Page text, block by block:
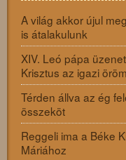
A világ akkor újul
is átalakulunk
XIV. Leó pápa
Krisztus az igazi
Térden állva az ég
összeköt
Reggeli ima a Béke
Máriához